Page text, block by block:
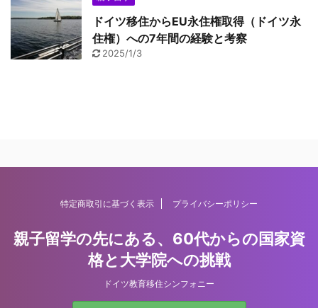
ドイツ移住からEU永住権取得（ドイツ永
住権）への7年間の経験と考察
2025/1/3
特定商取引に基づく表示 プライバシーポリシー
親子留学の先にある、60代からの国家資
格と大学院への挑戦
ドイツ教育移住シンフォニー